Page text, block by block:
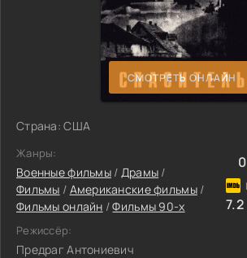
СМОТРЕТЬ ОНЛАЙН
Страна: США
Жанры:
Военные фильмы/ Драмы /
Фильмы / Американские фильмы/
Фильмы онлайн /Фильмы 90-х
Режиссёр:
Предраг Антониевич
0
7.2